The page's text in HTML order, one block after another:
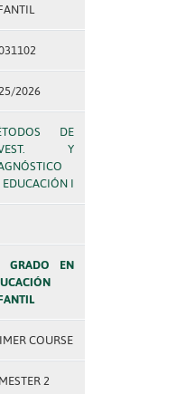
2026
DE
Y
EDUCACIÓN I
GRADO EN
COURSE
2